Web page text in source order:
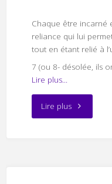
Chaque être incarné
reliance qui lui
tout en étant relié à
7 (ou 8- désolée, ils
Lire plus...
Lire plus"Sceau